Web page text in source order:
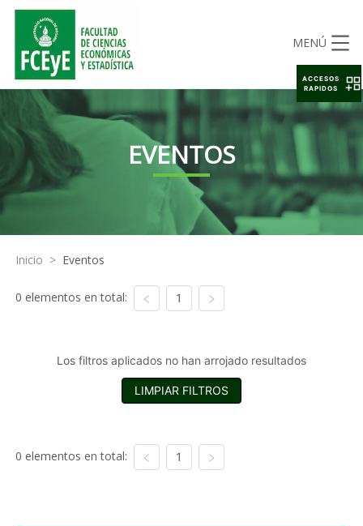
MENÚ
EVENTOS
Inicio > Eventos
0 elementos en total: 1
Los filtros aplicados no han arrojado resultados
LIMPIAR FILTROS
0 elementos en total: 1
ACCESOS
RAPIDOS